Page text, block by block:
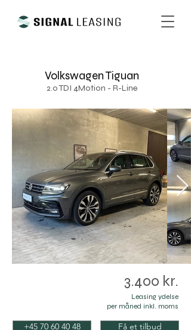
Volkswagen Tiguan
2.0 TDI 4Motion - R-Line
3.400 kr.
Leasing ydelse
per måned inkl. moms
+45 70 60 40 48 Få et tilbud